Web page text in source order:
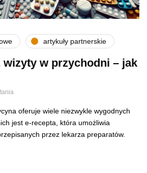
artykuły partnerskie
wizyty w przychodni – jak
oferuje wiele niezwykle wygodnych
jest e-recepta, która umożliwia
przez lekarza preparatów.